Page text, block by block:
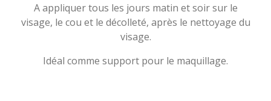
A appliquer tous les jours matin et soir sur le
visage, le cou et le décolleté, après le nettoyage du
visage.
Idéal comme support pour le maquillage.